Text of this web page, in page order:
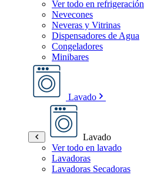
Ver todo en refrigeración
Nevecones
Neveras y Vitrinas
Dispensadores de Agua
Congeladores
Minibares
Lavado
Lavado
Ver todo en lavado
Lavadoras
Lavadoras Secadoras